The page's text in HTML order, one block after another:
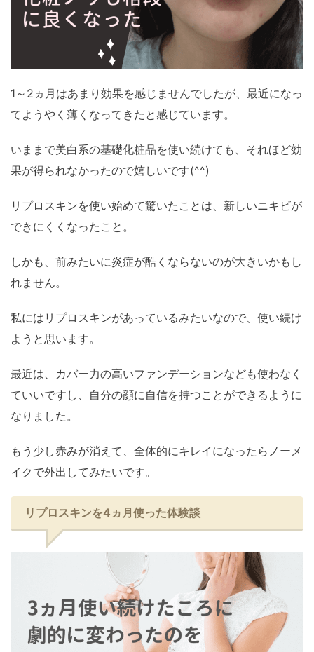
1～2ヵ月はあまり効果を感じませんでしたが、最近になっ
てようやく薄くなってきたと感じています。
いままで美白系の基礎化粧品を使い続けても、それほど効
果が得られなかったので嬉しいです(^^)
リプロスキンを使い始めて驚いたことは、新しいニキビが
できにくくなったこと。
しかも、前みたいに炎症が酷くならないのが大きいかもし
れません。
私にはリプロスキンがあっているみたいなので、使い続け
ようと思います。
最近は、カバー力の高いファンデーションなども使わなく
ていいですし、自分の顔に自信を持つことができるように
なりました。
もう少し赤みが消えて、全体的にキレイになったらノーメ
イクで外出してみたいです。
リプロスキンを4ヵ月使った体験談